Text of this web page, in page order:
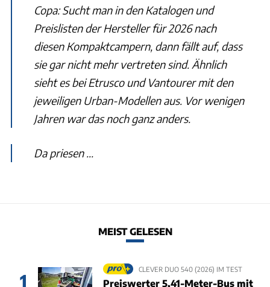
Copa: Sucht man in den Katalogen und
Preislisten der Hersteller für 2026 nach
diesen Kompaktcampern, dann fällt auf, dass
sie gar nicht mehr vertreten sind. Ähnlich
sieht es bei Etrusco und Vantourer mit den
jeweiligen Urban-Modellen aus. Vor wenigen
Jahren war das noch ganz anders.
Da priesen ...
MEIST GELESEN
1
CLEVER DUO 540 (2026) IM TEST
Preiswerter 5,41-Meter-Bus mit